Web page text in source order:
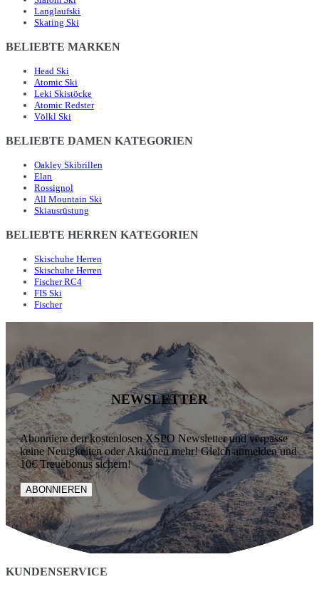
Langlaufski
Skating Ski
BELIEBTE MARKEN
Head Ski
Atomic Ski
Leki Skistöcke
Atomic Redster
Völkl Ski
BELIEBTE DAMEN KATEGORIEN
Oakley Skibrillen
Elan
Rossignol
All Mountain Ski
Skiausrüstung
BELIEBTE HERREN KATEGORIEN
Skischuhe Herren
Skischuhe Herren
Fischer RC4
FIS Ski
Fischer
NEWSLETTER
Abonniere den kostenlosen XSPO Newsletter und verpasse
keine Neuigkeiten oder Aktionen mehr! Gleich anmelden und
10€ Treuebonus sichern!
ABONNIEREN
KUNDENSERVICE